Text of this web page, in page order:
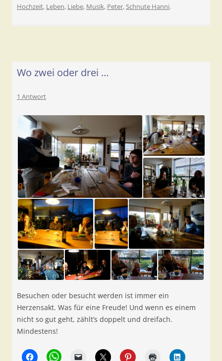
Hochzeit, Leben, Liebe, Musik, Peter,Schnute Hanni.
Wo zwei oder drei …
1 Antwort
Besuchen oder besucht werden ist immer ein
Herzensakt. Was für eine Freude! Und wenn es einem
nicht so gut geht, zählt’s doppelt und dreifach.
Mindestens!